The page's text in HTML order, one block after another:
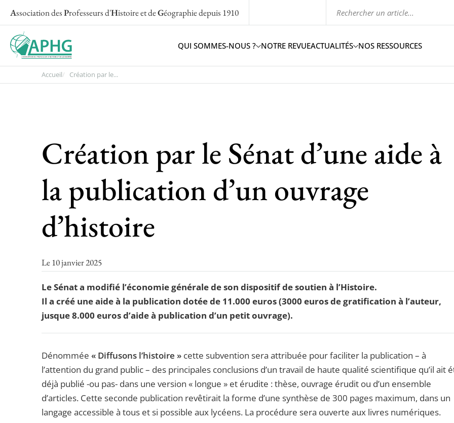
Association desProfesseurs d'Histoire et deGéographiedepuis 1910
QUI SOMMES-NOUS ? NOTRE REVUEACTUALITÉS NOS RESSOURCES
Accueil Création par le...
Création par le Sénat d’une aide à
la publication d’un ouvrage
d’histoire
Le 10 janvier 2025
Le Sénat a modifié l’économie générale de son dispositif de soutien à l’Histoire.
Il a créé une aide à la publication dotée de 11.000 euros(3000 euros de gratification à l’auteur,
jusque 8.000 euros d’aide à publication d’un petit ouvrage).
Dénommée « Diffusons l’histoire » cette subvention sera attribuée pour faciliter la publication – à
l’attention du grand public – des principales conclusions d’un travail de haute qualité scientifique qu’il ait
déjà publié -ou pas- dans une version « longue » et érudite : thèse, ouvrage érudit ou d’un ensemble
d’articles. Cette seconde publication revêtirait la forme d’une synthèse de 300 pages maximum, dans un
langage accessible à tous et si possible aux lycéens. La procédure sera ouverte aux livres numériques.